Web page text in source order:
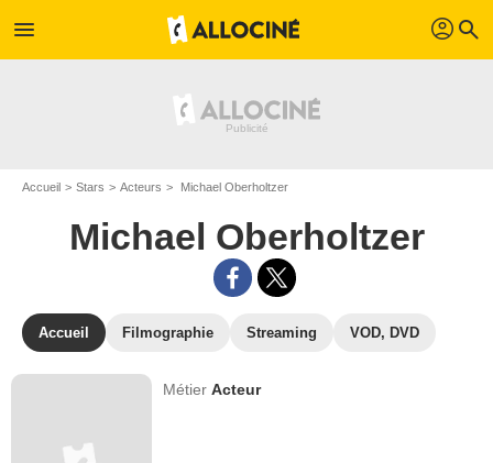
menu profil search
Accueil Stars Acteurs Michael Oberholtzer
Michael Oberholtzer
Accueil Filmographie Streaming VOD, DVD
MétierActeur